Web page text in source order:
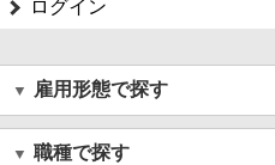
ログイン
雇用形態で探す
職種で探す